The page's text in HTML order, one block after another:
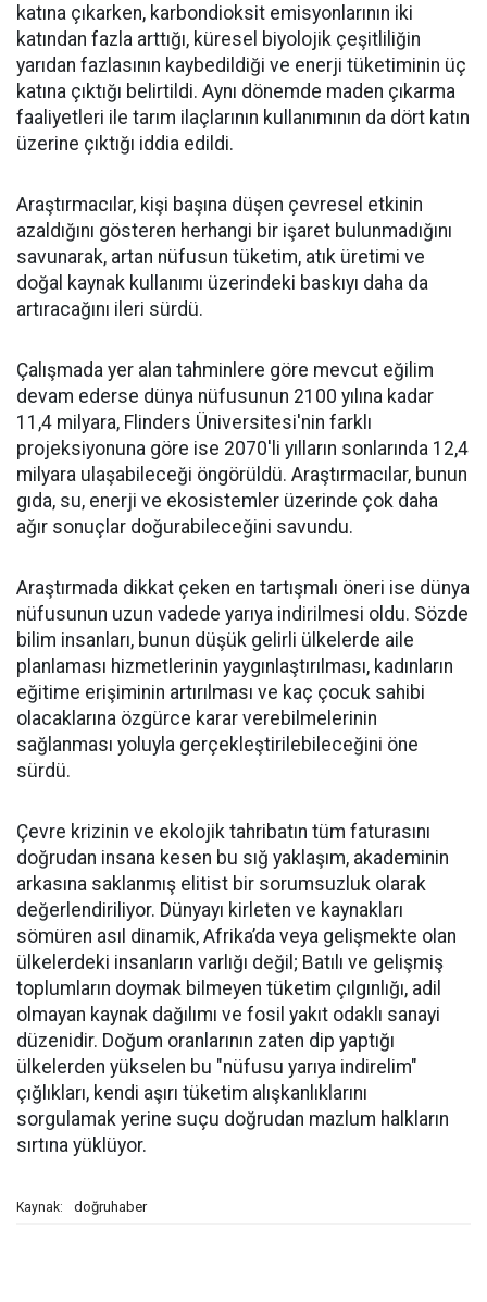
katına çıkarken, karbondioksit emisyonlarının iki
katından fazla arttığı, küresel biyolojik çeşitliliğin
yarıdan fazlasının kaybedildiği ve enerji tüketiminin üç
katına çıktığı belirtildi. Aynı dönemde maden çıkarma
faaliyetleri ile tarım ilaçlarının kullanımının da dört katın
üzerine çıktığı iddia edildi.
Araştırmacılar, kişi başına düşen çevresel etkinin
azaldığını gösteren herhangi bir işaret bulunmadığını
savunarak, artan nüfusun tüketim, atık üretimi ve
doğal kaynak kullanımı üzerindeki baskıyı daha da
artıracağını ileri sürdü.
Çalışmada yer alan tahminlere göre mevcut eğilim
devam ederse dünya nüfusunun 2100 yılına kadar
11,4 milyara, Flinders Üniversitesi'nin farklı
projeksiyonuna göre ise 2070'li yılların sonlarında 12,4
milyara ulaşabileceği öngörüldü. Araştırmacılar, bunun
gıda, su, enerji ve ekosistemler üzerinde çok daha
ağır sonuçlar doğurabileceğini savundu.
Araştırmada dikkat çeken en tartışmalı öneri ise dünya
nüfusunun uzun vadede yarıya indirilmesi oldu. Sözde
bilim insanları, bunun düşük gelirli ülkelerde aile
planlaması hizmetlerinin yaygınlaştırılması, kadınların
eğitime erişiminin artırılması ve kaç çocuk sahibi
olacaklarına özgürce karar verebilmelerinin
sağlanması yoluyla gerçekleştirilebileceğini öne
sürdü.
Çevre krizinin ve ekolojik tahribatın tüm faturasını
doğrudan insana kesen bu sığ yaklaşım, akademinin
arkasına saklanmış elitist bir sorumsuzluk olarak
değerlendiriliyor. Dünyayı kirleten ve kaynakları
sömüren asıl dinamik, Afrika’da veya gelişmekte olan
ülkelerdeki insanların varlığı değil; Batılı ve gelişmiş
toplumların doymak bilmeyen tüketim çılgınlığı, adil
olmayan kaynak dağılımı ve fosil yakıt odaklı sanayi
düzenidir. Doğum oranlarının zaten dip yaptığı
ülkelerden yükselen bu "nüfusu yarıya indirelim"
çığlıkları, kendi aşırı tüketim alışkanlıklarını
sorgulamak yerine suçu doğrudan mazlum halkların
sırtına yüklüyor.
Kaynak: doğruhaber